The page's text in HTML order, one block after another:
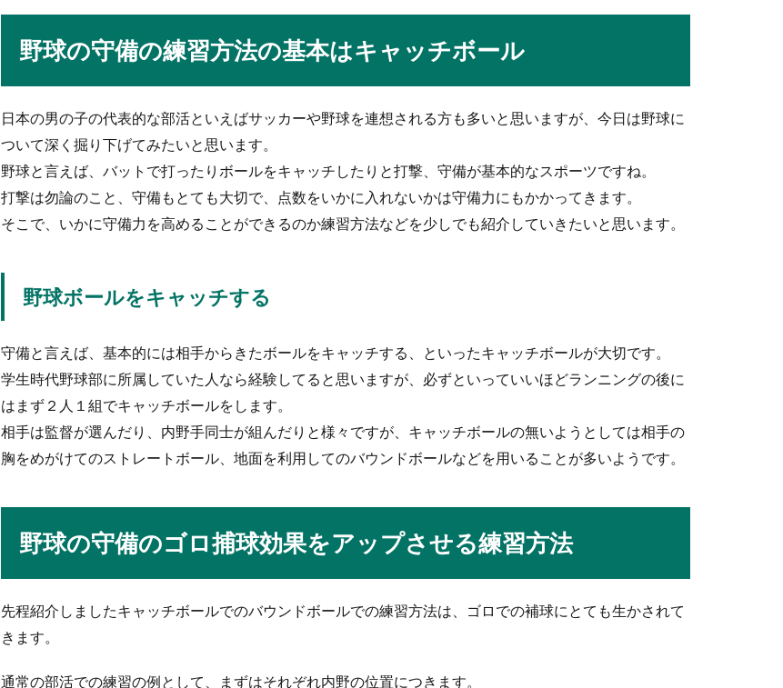
No Image
相撲の座布団を投げる【座布団の舞】投げる理由とその歴史を解説
相撲中継を見ていると、座布団を投げる人たちの映像を目にすることもありますよね。座布団を
投げるのは一体...
剣道【子供】を上達させるには？練習するときのポイント
身に目...
水泳のキックの強化に欠かせない筋トレ方法を紹介します
ック力...
サッカー初心者ドリブル上達方法！ドリブルのコツやポイント解説
保育園、年長さんの担任になった時にするべきこととは
野球の守備の練習方法の基本はキャッチボール
日本の男の子の代表的な部活といえばサッカーや野球を連想される方も多いと思いますが、今日は野球に
ついて深く掘り下げてみたいと思います。
野球と言えば、バットで打ったりボールをキャッチしたりと打撃、守備が基本的なスポーツですね。
打撃は勿論のこと、守備もとても大切で、点数をいかに入れないかは守備力にもかかってきます。
そこで、いかに守備力を高めることができるのか練習方法などを少しでも紹介していきたいと思います。
野球ボールをキャッチする
守備と言えば、基本的には相手からきたボールをキャッチする、といったキャッチボールが大切です。
学生時代野球部に所属していた人なら経験してると思いますが、必ずといっていいほどランニングの後に
はまず２人１組でキャッチボールをします。
相手は監督が選んだり、内野手同士が組んだりと様々ですが、キャッチボールの無いようとしては相手の
胸をめがけてのストレートボール、地面を利用してのバウンドボールなどを用いることが多いようです。
野球の守備のゴロ捕球効果をアップさせる練習方法
先程紹介しましたキャッチボールでのバウンドボールでの練習方法は、ゴロでの補球にとても生かされて
きます。
通常の部活での練習の例として、まずはそれぞれ内野の位置につきます。